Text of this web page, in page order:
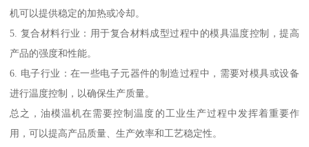
机可以提供稳定的加热或冷却。
5. 复合材料行业：用于复合材料成型过程中的模具温度控制，提高
产品的强度和性能。
6. 电子行业：在一些电子元器件的制造过程中，需要对模具或设备
进行温度控制，以确保生产质量。
总之，油模温机在需要控制温度的工业生产过程中发挥着重要作
用，可以提高产品质量、生产效率和工艺稳定性。